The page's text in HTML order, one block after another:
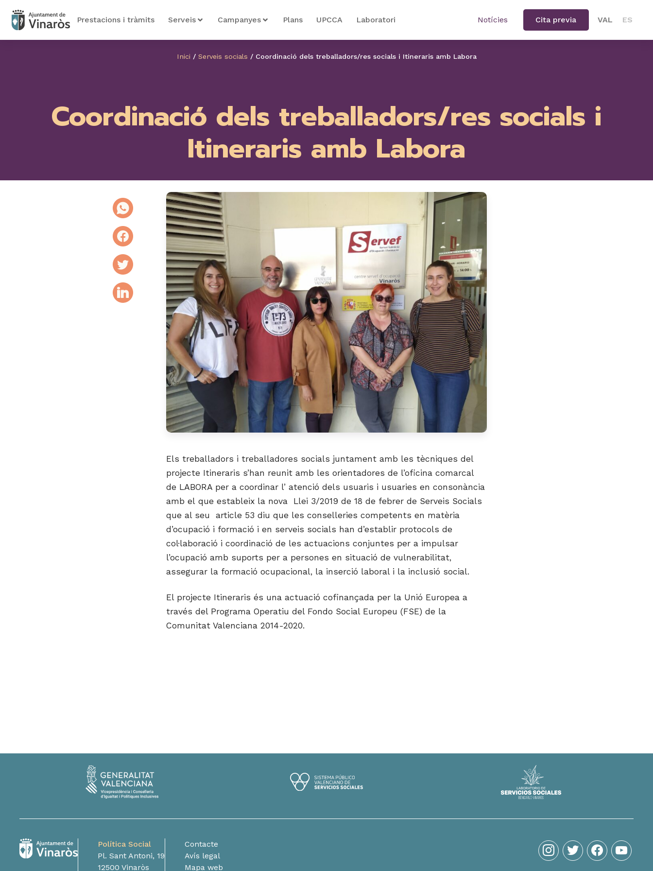
Prestacions i tràmits Serveis Campanyes Plans UPCCA Laboratori Notícies Cita previa VAL ES
Inici / Serveis socials / Coordinació dels treballadors/res socials i Itineraris amb Labora
Coordinació dels treballadors/res socials i
Itineraris amb Labora
Els treballadors i treballadores socials juntament amb les tècniques del
projecte Itineraris s’han reunit amb les orientadores de l’oficina comarcal
de LABORA per a coordinar l’ atenció dels usuaris i usuaries en consonància
amb el que estableix la nova Llei 3/2019 de 18 de febrer de Serveis Socials
que al seu article 53 diu que les conselleries competents en matèria
d’ocupació i formació i en serveis socials han d’establir protocols de
col·laboració i coordinació de les actuacions conjuntes per a impulsar
l’ocupació amb suports per a persones en situació de vulnerabilitat,
assegurar la formació ocupacional, la inserció laboral i la inclusió social.
El projecte Itineraris és una actuació cofinançada per la Unió Europea a
través del Programa Operatiu del Fondo Social Europeu (FSE) de la
Comunitat Valenciana 2014-2020.
Política Social
Pl. Sant Antoni, 19
12500 Vinaròs
Contacte
Avís legal
Mapa web
instagram
twitter facebookyoutube